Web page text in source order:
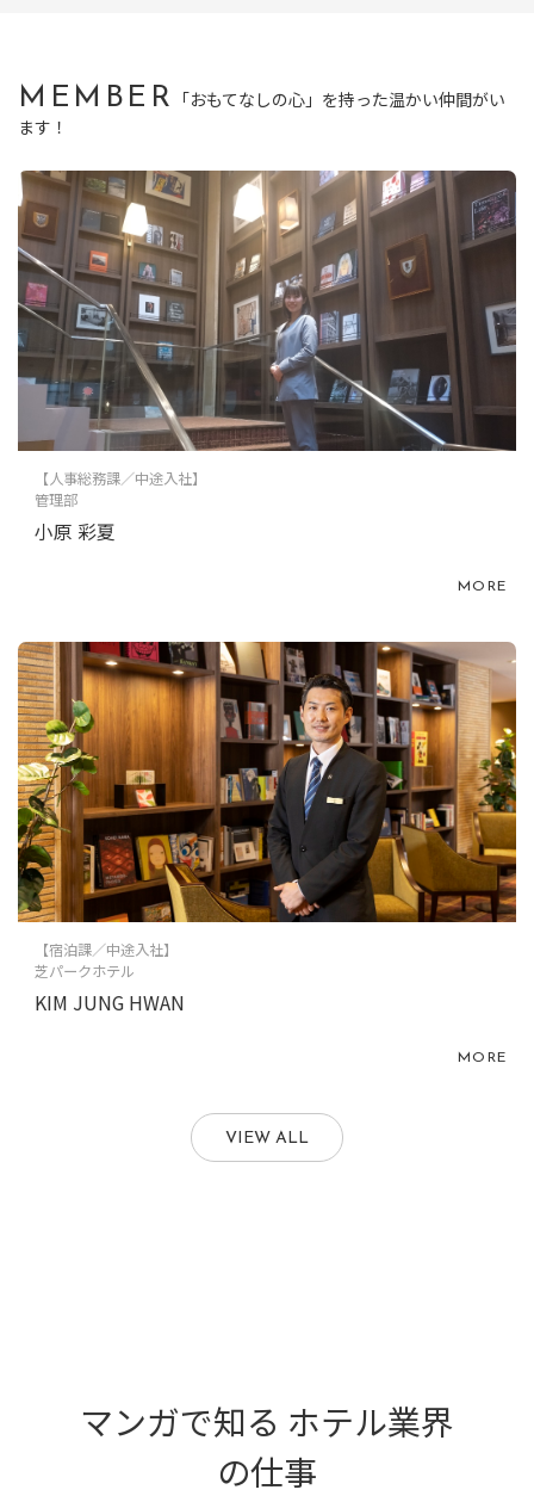
MEMBER 「おもてなしの心」を持った温かい仲間がい
ます！
【人事総務課／中途入社】
管理部
小原 彩夏
MORE
【宿泊課／中途入社】
芝パークホテル
KIM JUNG HWAN
MORE
VIEW ALL
マンガで知る ホテル業界
の仕事